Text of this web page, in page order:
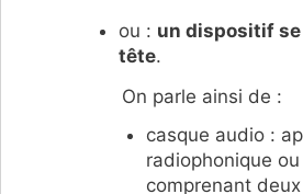
ou : un dispositif
tête.
On parle ainsi de :
casque audio :
radiophonique
comprenant